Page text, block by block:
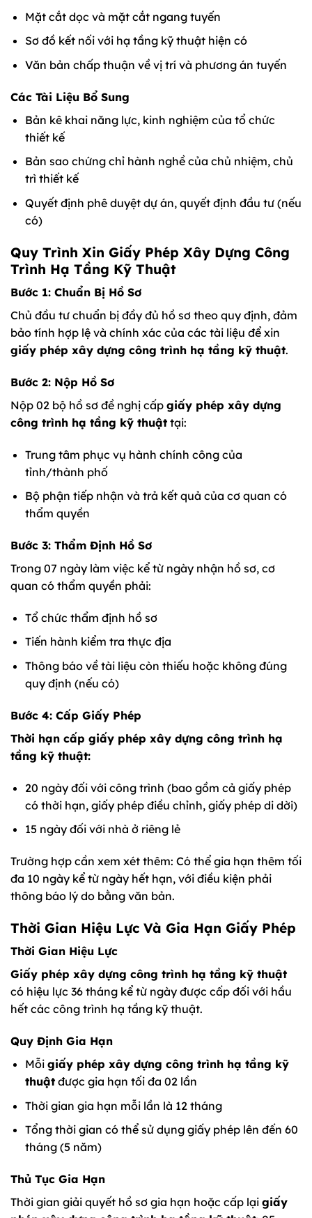
Mặt cắt dọc và mặt cắt ngang tuyến
Sơ đồ kết nối với hạ tầng kỹ thuật hiện có
Văn bản chấp thuận về vị trí và phương án tuyến
Các Tài Liệu Bổ Sung
Bản kê khai năng lực, kinh nghiệm của tổ chức
thiết kế
Bản sao chứng chỉ hành nghề của chủ nhiệm, chủ
trì thiết kế
Quyết định phê duyệt dự án, quyết định đầu tư (nếu
có)
Quy Trình Xin Giấy Phép Xây Dựng Công
Trình Hạ Tầng Kỹ Thuật
Bước 1: Chuẩn Bị Hồ Sơ
Chủ đầu tư chuẩn bị đầy đủ hồ sơ theo quy định, đảm
bảo tính hợp lệ và chính xác của các tài liệu để xin
giấy phép xây dựng công trình hạ tầng kỹ thuật.
Bước 2: Nộp Hồ Sơ
Nộp 02 bộ hồ sơ đề nghị cấp giấy phép xây dựng
công trình hạ tầng kỹ thuật tại:
Trung tâm phục vụ hành chính công của
tỉnh/thành phố
Bộ phận tiếp nhận và trả kết quả của cơ quan có
thẩm quyền
Bước 3: Thẩm Định Hồ Sơ
Trong 07 ngày làm việc kể từ ngày nhận hồ sơ, cơ
quan có thẩm quyền phải:
Tổ chức thẩm định hồ sơ
Tiến hành kiểm tra thực địa
Thông báo về tài liệu còn thiếu hoặc không đúng
quy định (nếu có)
Bước 4: Cấp Giấy Phép
Thời hạn cấp giấy phép xây dựng công trình hạ
tầng kỹ thuật:
20 ngày đối với công trình (bao gồm cả giấy phép
có thời hạn, giấy phép điều chỉnh, giấy phép di dời)
15 ngày đối với nhà ở riêng lẻ
Trường hợp cần xem xét thêm: Có thể gia hạn thêm tối
đa 10 ngày kể từ ngày hết hạn, với điều kiện phải
thông báo lý do bằng văn bản.
Thời Gian Hiệu Lực Và Gia Hạn Giấy Phép
Thời Gian Hiệu Lực
Giấy phép xây dựng công trình hạ tầng kỹ thuật
có hiệu lực 36 tháng kể từ ngày được cấp đối với hầu
hết các công trình hạ tầng kỹ thuật.
Quy Định Gia Hạn
Mỗi giấy phép xây dựng công trình hạ tầng kỹ
thuậtđược gia hạn tối đa 02 lần
Thời gian gia hạn mỗi lần là 12 tháng
Tổng thời gian có thể sử dụng giấy phép lên đến 60
tháng (5 năm)
Thủ Tục Gia Hạn
Thời gian giải quyết hồ sơ gia hạn hoặc cấp lại giấy